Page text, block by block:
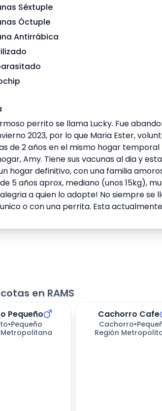
Séxtuple
Óctuple
Antirrábica
perrito se llama Lucky. Fue
2023, por lo que Maria Ester,
de 2 años en el mismo hogar
Amy. Tiene sus vacunas al dia y
hogar definitivo, con una familia
5 años aprox, mediano (unos 15kg),
a quien lo adopte! No siempre se
o con una perrita. Esta
en RAMS
Pequeño
•Pequeño
Metropolitana
Cachorro Cafe
Cachorro•
Región